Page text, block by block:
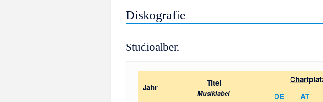
Diskografie
Studioalben
Jahr Titel
Musiklabel
DE
AT